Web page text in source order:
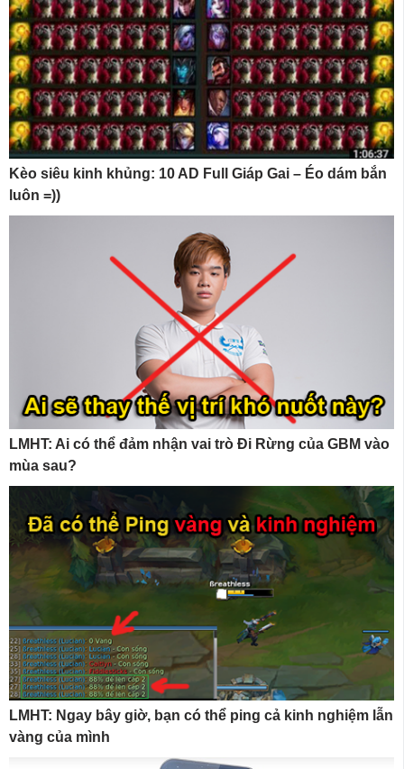
Kèo siêu kinh khủng: 10 AD Full Giáp Gai – Éo dám bắn
luôn =))
LMHT: Ai có thể đảm nhận vai trò Đi Rừng của GBM vào
mùa sau?
LMHT: Ngay bây giờ, bạn có thể ping cả kinh nghiệm lẫn
vàng của mình